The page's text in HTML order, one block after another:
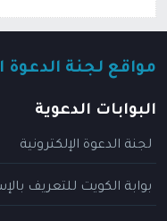
مواقع لجنة الدعوة
البوابات الدعوية
لجنة الدعوة الإلكترونية
بوابة الكويت للتعريف